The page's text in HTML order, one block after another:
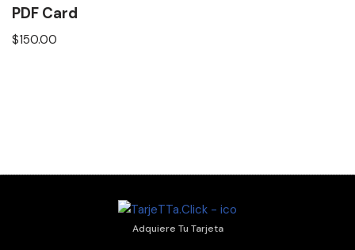
PDF Card
$150.00
Adquiere Tu Tarjeta